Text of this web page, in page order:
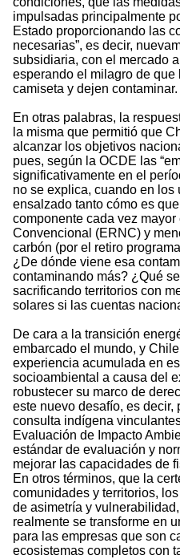
impulsadas principalmente
Estado proporcionando las
necesarias”, es decir,
subsidiaria, con el mercado
esperando el milagro de
camiseta y dejen contaminar.
En otras palabras, la
la misma que permitió que
alcanzar los objetivos
pues, según la OCDE las
significativamente en el
no se explica, cuando en los
ensalzado tanto cómo es
componente cada vez
Convencional (ERNC) y
carbón (por el retiro
¿De dónde viene esa
contaminando más? ¿Qué
sacrificando territorios con
solares si las cuentas
De cara a la transición
embarcado el mundo, y
experiencia acumulada en
socioambiental a causa del
robustecer su marco de
este nuevo desafío, es
consulta indígena
Evaluación de Impacto
estándar de evaluación y
mejorar las capacidades de
En otros términos, que la
comunidades y territorios,
de asimetría y
realmente se transforme en
para las empresas que son
ecosistemas completos con